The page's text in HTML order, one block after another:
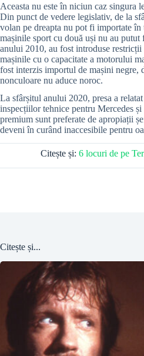
Aceasta nu este în niciun caz singura
Din punct de vedere legislativ, de la
volan pe dreapta nu pot fi importate
mașinile sport cu două uși nu au
anului 2010, au fost introduse
mașinile cu o capacitate a motorului
fost interzis importul de mașini negre,
nonculoare nu aduce noroc.
La sfârșitul anului 2020, presa a
inspecțiilor tehnice pentru Mercedes
premium sunt preferate de apropiații
deveni în curând inaccesibile pentru
Citește și: 6 locuri de pe
Citește și...